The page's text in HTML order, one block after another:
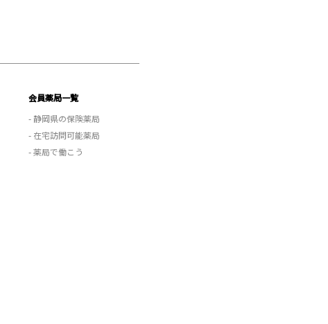
会員薬局一覧
- 静岡県の保険薬局
- 在宅訪問可能薬局
- 薬局で働こう